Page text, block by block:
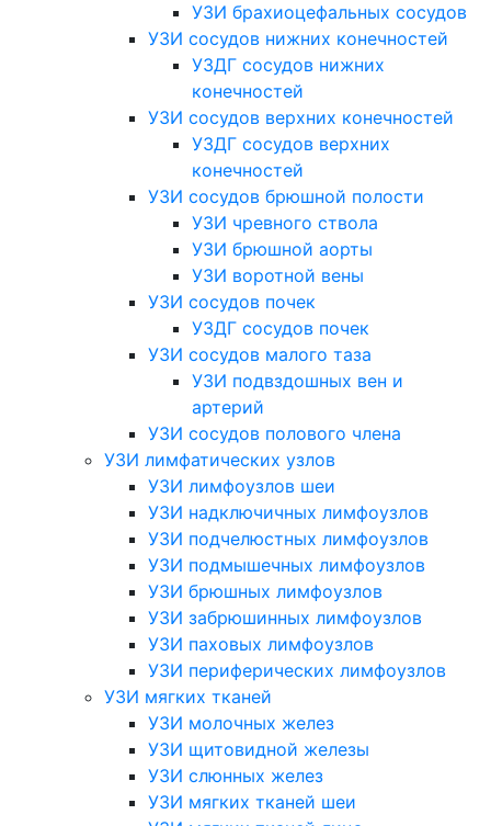
УЗИ брахиоцефальных сосудов
УЗИ сосудов нижних конечностей
УЗДГ сосудов нижних
конечностей
УЗИ сосудов верхних конечностей
УЗДГ сосудов верхних
конечностей
УЗИ сосудов брюшной полости
УЗИ чревного ствола
УЗИ брюшной аорты
УЗИ воротной вены
УЗИ сосудов почек
УЗДГ сосудов почек
УЗИ сосудов малого таза
УЗИ подвздошных вен и
артерий
УЗИ сосудов полового члена
УЗИ лимфатических узлов
УЗИ лимфоузлов шеи
УЗИ надключичных лимфоузлов
УЗИ подчелюстных лимфоузлов
УЗИ подмышечных лимфоузлов
УЗИ брюшных лимфоузлов
УЗИ забрюшинных лимфоузлов
УЗИ паховых лимфоузлов
УЗИ периферических лимфоузлов
УЗИ мягких тканей
УЗИ молочных желез
УЗИ щитовидной железы
УЗИ слюнных желез
УЗИ мягких тканей шеи